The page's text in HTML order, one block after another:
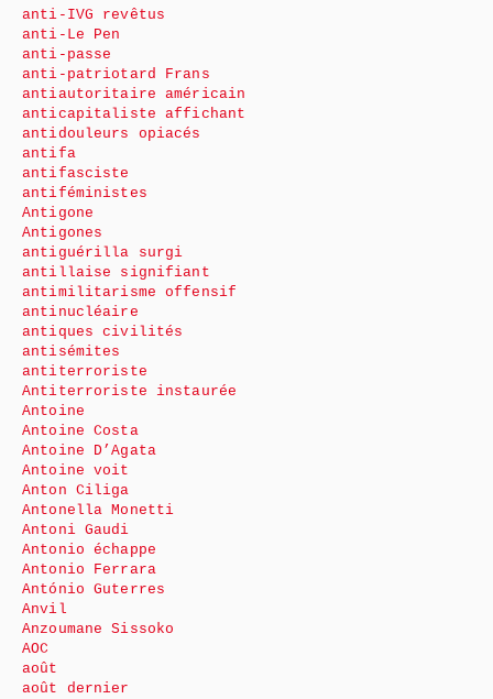
anti-IVG revêtus
anti-Le Pen
anti-passe
anti-patriotard Frans
antiautoritaire américain
anticapitaliste affichant
antidouleurs opiacés
antifa
antifasciste
antiféministes
Antigone
Antigones
antiguérilla surgi
antillaise signifiant
antimilitarisme offensif
antinucléaire
antiques civilités
antisémites
antiterroriste
Antiterroriste instaurée
Antoine
Antoine Costa
Antoine D’Agata
Antoine voit
Anton Ciliga
Antonella Monetti
Antoni Gaudi
Antonio échappe
Antonio Ferrara
António Guterres
Anvil
Anzoumane Sissoko
AOC
août
août dernier